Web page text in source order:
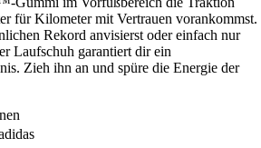
für Kilometer mit Vertrauen vorankommst.
Rekord anvisierst oder einfach nur
Laufschuh garantiert dir ein
Zieh ihn an und spüre die Energie der